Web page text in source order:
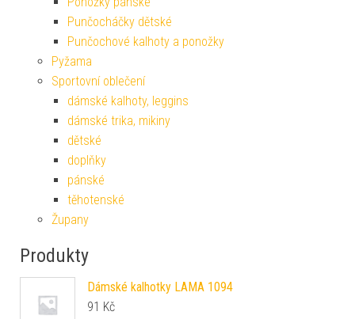
Punčocháčky dětské
Punčochové kalhoty a ponožky
Pyžama
Sportovní oblečení
dámské kalhoty, leggins
dámské trika, mikiny
dětské
doplňky
pánské
těhotenské
Župany
Produkty
Dámské kalhotky LAMA 1094
91 Kč